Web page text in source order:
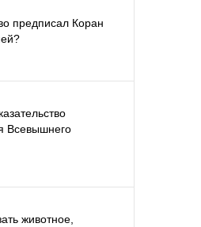
предписал Коран
Всевышнего
животное,